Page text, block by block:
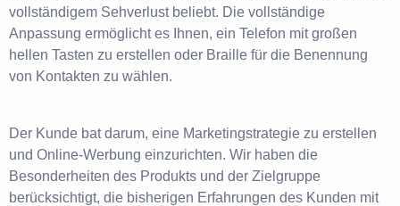
vollständigem Sehverlust beliebt. Die vollständige
Anpassung ermöglicht es Ihnen, ein Telefon mit großen
hellen Tasten zu erstellen oder Braille für die Benennung
von Kontakten zu wählen.
Der Kunde bat darum, eine Marketingstrategie zu erstellen
und Online-Werbung einzurichten. Wir haben die
Besonderheiten des Produkts und der Zielgruppe
berücksichtigt, die bisherigen Erfahrungen des Kunden mit